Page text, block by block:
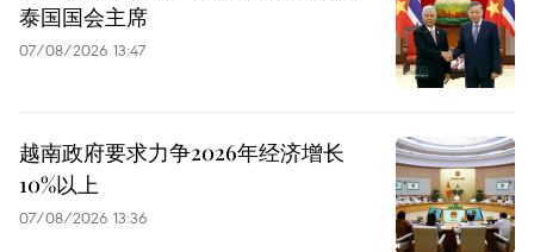
泰国国会主席
07/08/2026 13:47
越南政府要求力争2026年经济增长
10%以上
07/08/2026 13:36